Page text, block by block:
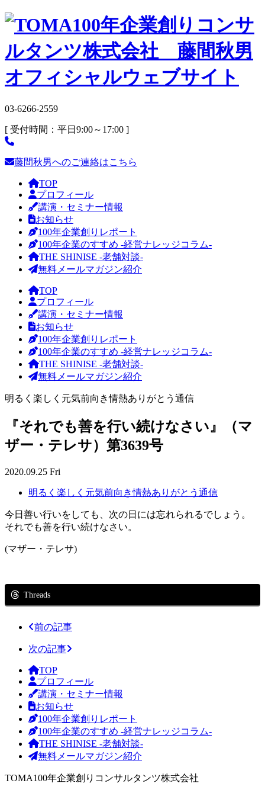
03-6266-2559
[ 受付時間：平日9:00～17:00 ]
藤間秋男へのご連絡はこちら
TOP
プロフィール
講演・セミナー情報
お知らせ
100年企業創りレポート
100年企業のすすめ -経営ナレッジコラム-
THE SHINISE -老舗対談-
無料メールマガジン紹介
TOP
プロフィール
講演・セミナー情報
お知らせ
100年企業創りレポート
100年企業のすすめ -経営ナレッジコラム-
THE SHINISE -老舗対談-
無料メールマガジン紹介
明るく楽しく元気前向き情熱ありがとう通信
『それでも善を行い続けなさい』（マ
ザー・テレサ）第3639号
2020.09.25 Fri
明るく楽しく元気前向き情熱ありがとう通信
今日善い行いをしても、次の日には忘れられるでしょう。
それでも善を行い続けなさい。
(マザー・テレサ)
Threads
前の記事
次の記事
TOP
プロフィール
講演・セミナー情報
お知らせ
100年企業創りレポート
100年企業のすすめ -経営ナレッジコラム-
THE SHINISE -老舗対談-
無料メールマガジン紹介
TOMA100年企業創りコンサルタンツ株式会社